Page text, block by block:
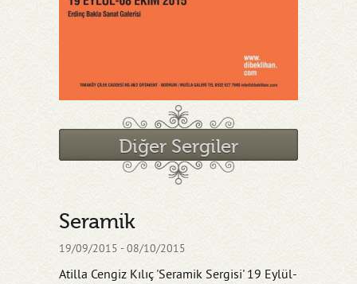
Diğer Sergiler
Seramik
19/09/2015 - 08/10/2015
Atilla Cengiz Kılıç 'Seramik Sergisi' 19 Eylül-